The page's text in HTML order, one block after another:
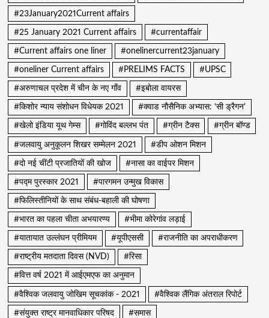
#23January2021Current affairs
#25 January 2021 Current affairs #currentaffair
#Current affairs one liner #onelinercurrent23january
#oneliner Current affairs #PRELIMS FACTS #UPSC
#अरुणाचल प्रदेश में चीन के नए गाँव #इबोला वायरस
#किशोर न्याय संशोधन विधेयक 2021 #क्वाड नौसैनिक अभ्यास: ‘सी ड्रैगन’
#खेलो इंडिया यूथ गेम्स #गोविंद बल्लभ पंत #ग्रीन टैक्स #ग्रीन बॉण्ड
#जलवायु अनुकूलन शिखर सम्मेलन 2021 #डीप ओशन मिशन
#दो नई चींटी प्रजातियों की खोज #नासा का वाईपर मिशन
#पद्म पुरस्कार 2021 #पारगमन उन्मुख विकास
#फिलिस्तीनियों के साथ संबंध-बहाली की घोषणा
#भारत का पहला चीता अभयारण्य #भीमा कोरेगांव लड़ाई
#यातायात उल्लंघन प्रीमियम #यूपीएससी #राजनीति का अपराधीकरण
#राष्ट्रीय मतदाता दिवस (NVD) #रिसा
#वित्त वर्ष 2021 में आईएमएफ का अनुमान
#वैश्विक जलवायु जोखिम सूचकांक - 2021 #वैश्विक लैंगिक अंतराल रिपोर्ट
#संयुक्त राष्ट्र मानवाधिकार परिषद #समास